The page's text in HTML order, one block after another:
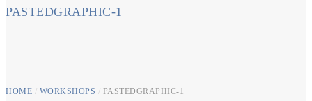
PASTEDGRAPHIC-1
HOME / WORKSHOPS / PASTEDGRAPHIC-1